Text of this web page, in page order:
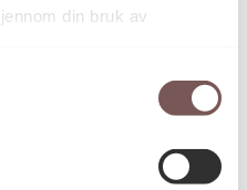
din bruk av